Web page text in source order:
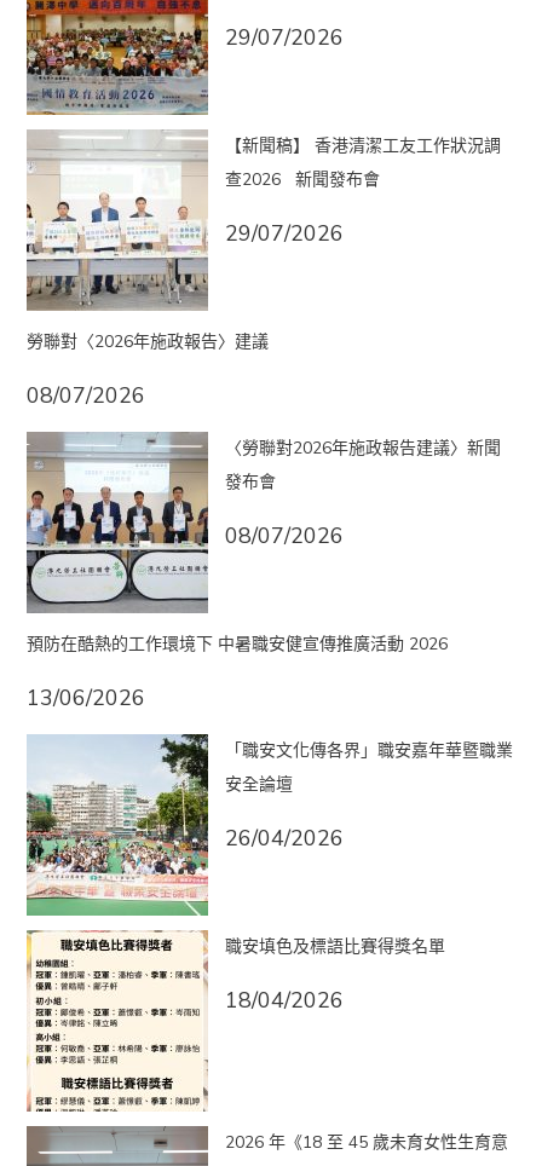
29/07/2026
【新聞稿】 香港清潔工友工作狀況調
查2026 新聞發布會
29/07/2026
勞聯對〈2026年施政報告〉建議
08/07/2026
〈勞聯對2026年施政報告建議〉新聞
發布會
08/07/2026
預防在酷熱的工作環境下 中暑職安健宣傳推廣活動 2026
13/06/2026
「職安文化傳各界」職安嘉年華暨職業
安全論壇
26/04/2026
職安填色及標語比賽得獎名單
18/04/2026
2026 年《18 至 45 歲未育女性生育意